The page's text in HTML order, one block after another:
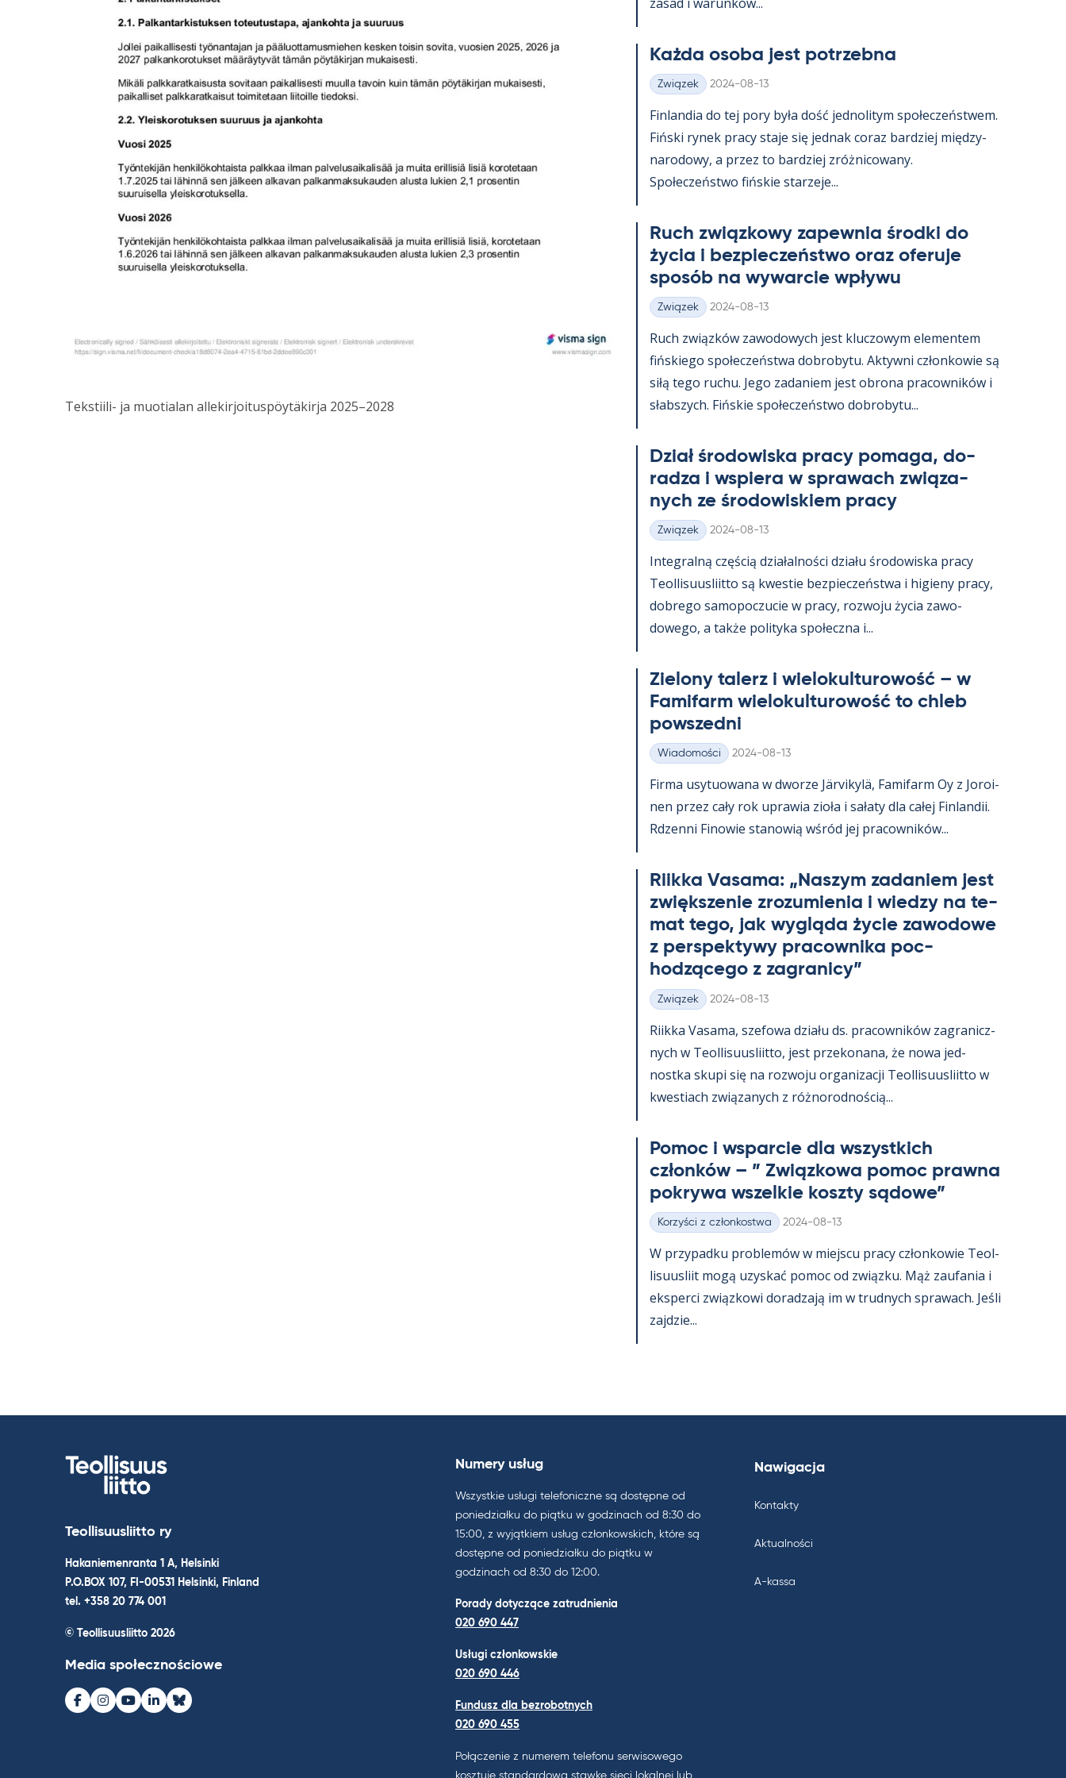
Tekstiili- ja muotialan allekirjoituspöytäkirja 2025–2028
Każda osoba jest potrzebna
Kategorie
Związek Kirjoitettu
2024-08-13
Fin­lan­dia do tej pory była dość jed­no­li­tym społeczeństwem.
Fiński ry­nek pracy staje się jed­nak co­raz bardziej między­
na­ro­dowy, a przez to bardziej zróż­nicowany.
Społeczeństwo fińs­kie starzeje...
Ruch związ­kowy za­pew­nia środki do
życia i bez­pieczeństwo oraz ofe­ruje
sposób na wywarcie wpływu
Kategorie
Związek Kirjoitettu
2024-08-13
Ruch związków zawo­dowych jest kluczowym ele­men­tem
fińs­kiego społeczeństwa do­bro­bytu. Ak­tywni człon­kowie są
siłą tego ruchu. Jego za­da­niem jest obrona pracow­ników i
słabszych. Fińs­kie społeczeństwo do­bro­bytu...
Dział śro­dowiska pracy po­maga, do­
radza i ws­piera w sprawach związa­
nych ze śro­dowis­kiem pracy
Kategorie
Związek Kirjoitettu
2024-08-13
In­te­gralną częścią działal­ności działu śro­dowiska pracy
Teol­li­suus­liitto są kwes­tie bez­pieczeństwa i hi­gieny pracy,
dobrego sa­mo­poczucie w pracy, rozwoju życia zawo­
dowego, a także po­li­tyka społeczna i...
Zie­lony ta­lerz i wie­lo­kul­tu­rowość – w
Fa­mi­farm wie­lo­kul­tu­rowość to ch­leb
powszedni
Kategorie
Wiadomości Kirjoitettu
2024-08-13
Firma usy­tuowana w dworze Jär­vi­kylä, Fa­mi­farm Oy z Jo­roi­
nen przez cały rok uprawia zioła i sałaty dla całej Fin­lan­dii.
Rdzenni Fi­nowie sta­nowią wśród jej pracow­ników...
Riikka Va­sama: „Naszym za­da­niem jest
zwiększe­nie zrozu­mie­nia i wiedzy na te­
mat tego, jak wygląda życie zawo­dowe
z pers­pek­tywy pracow­nika poc­
hodzącego z za­gra­nicy”
Kategorie
Związek Kirjoitettu
2024-08-13
Riikka Va­sama, sze­fowa działu ds. pracow­ników za­gra­nicz­
nych w Teol­li­suus­liitto, jest prze­ko­nana, że nowa jed­
nostka skupi się na rozwoju or­ga­nizacji Teol­li­suus­liitto w
kwes­tiach związa­nych z róż­no­rod­nością...
Po­moc i ws­parcie dla wszyst­kich
członków – ” Związ­kowa po­moc prawna
pok­rywa wszel­kie koszty są­dowe”
Kategorie
Korzyści z członkostwa Kirjoitettu
2024-08-13
W przy­padku problemów w miejscu pracy człon­kowie Teol­
li­suus­liit mogą uzys­kać po­moc od związku. Mąż zau­fa­nia i
eks­perci związ­kowi do­radzają im w trud­nych sprawach. Jeśli
zajdzie...
Teollisuusliitto ry
Hakaniemenranta 1 A, Helsinki
P.O.BOX 107, FI-00531 Helsinki, Finland
tel. +358 20 774 001
© Teollisuusliitto 2026
Media społecznościowe
Facebook
Instagram
Youtube
LinkedInBluesky
Numery usług
Wszystkie usługi telefoniczne są dostępne od
poniedziałku do piątku w godzinach od 8:30 do
15:00, z wyjątkiem usług członkowskich, które są
dostępne od poniedziałku do piątku w
godzinach od 8:30 do 12:00.
Porady dotyczące zatrudnienia
020 690 447
Usługi członkowskie
020 690 446
Fundusz dla bezrobotnych
020 690 455
Połączenie z numerem telefonu serwisowego
kosztuje standardową stawkę sieci lokalnej lub
Nawigacja
Kontakty
Aktualności
A-kassa